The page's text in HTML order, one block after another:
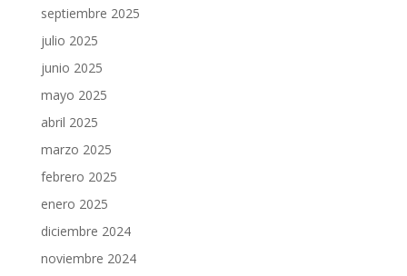
septiembre 2025
julio 2025
junio 2025
mayo 2025
abril 2025
marzo 2025
febrero 2025
enero 2025
diciembre 2024
noviembre 2024